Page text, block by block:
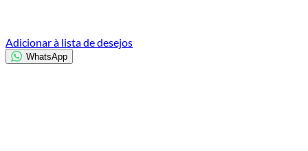
Adicionar à lista de desejos
WhatsApp